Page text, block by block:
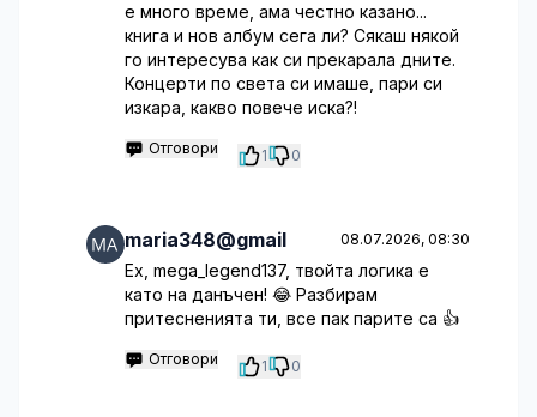
е много време, ама честно казано...
книга и нов албум сега ли? Сякаш някой
го интересува как си прекарала дните.
Концерти по света си имаше, пари си
изкара, какво повече иска?!
Отговори 1 0
maria348@gmail 08.07.2026, 08:30
Ех, mega_legend137, твойта логика е
като на данъчен! 😂 Разбирам
притесненията ти, все пак парите са 👍
Отговори 1 0